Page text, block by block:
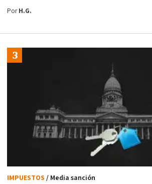
PorH.G.
IMPUESTOS / Media sanción